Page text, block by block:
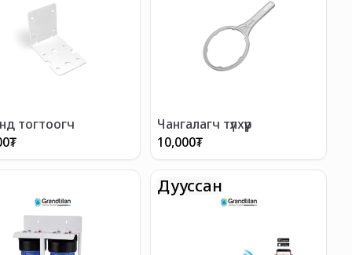
тогтоогч
₮
Чангалагч түлхүүр
10,000₮
Дууссан